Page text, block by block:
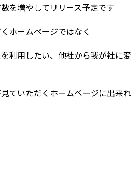
を増やしてリリース予定です
ホームページではなく
利用したい、他社から我が社に変
ていただくホームページに出来れ